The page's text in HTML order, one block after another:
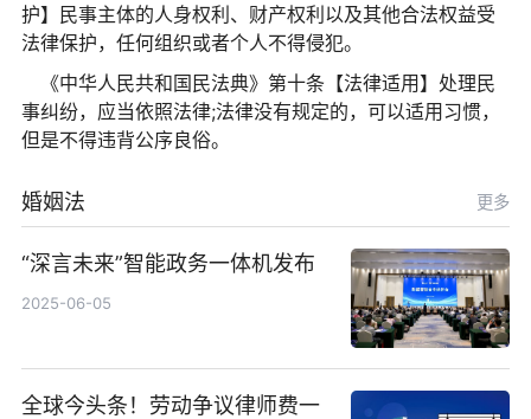
护】民事主体的人身权利、财产权利以及其他合法权益受
法律保护，任何组织或者个人不得侵犯。
《中华人民共和国民法典》第十条【法律适用】处理民
事纠纷，应当依照法律;法律没有规定的，可以适用习惯，
但是不得违背公序良俗。
婚姻法 更多
“深言未来”智能政务一体机发布
2025-06-05
全球今头条！劳动争议律师费一